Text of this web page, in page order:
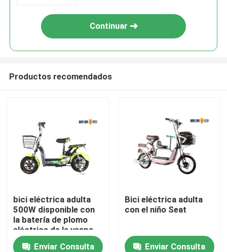
Inicio
Continuar
Productos recomendados
bici eléctrica adulta
500W disponible con
la batería de plomo
eléctrica de la vespa
48v20ah del pedal
Enviar Consulta
Bici eléctrica adulta
con el niño Seat
Enviar Consulta